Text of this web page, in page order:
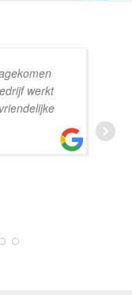
werkt
9 10